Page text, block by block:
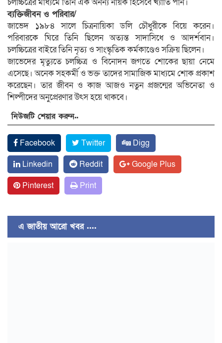
ব্যক্তিজীবন ও পরিবার/
জাভেদ ১৯৮৪ সালে চিত্রনায়িকা ডলি চৌধুরীকে বিয়ে করেন।
পরিবারকে ঘিরে তিনি ছিলেন অত্যন্ত সাদাসিধে ও আদর্শবান।
চলচ্চিত্রের বাইরে তিনি নৃত্য ও সাংস্কৃতিক কর্মকাণ্ডেও সক্রিয় ছিলেন।
জাভেদের মৃত্যুতে চলচ্চিত্র ও বিনোদন জগতে শোকের ছায়া নেমে
এসেছে। অনেক সহকর্মী ও ভক্ত তাদের সামাজিক মাধ্যমে শোক প্রকাশ
করেছেন। তার জীবন ও কাজ আজও নতুন প্রজন্মের অভিনেতা ও
শিল্পীদের অনুপ্রেরণার উৎস হয়ে থাকবে।
নিউজটি শেয়ার করুন..
Facebook Twitter
Digg
Linkedin
Reddit
Google Plus
Pinterest
Print
এ জাতীয় আরো খবর ....